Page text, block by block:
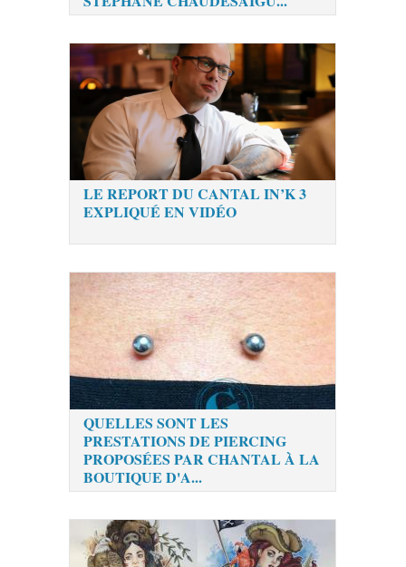
LE REPORT DU CANTAL IN’K 3
EXPLIQUÉ EN VIDÉO
QUELLES SONT LES
PRESTATIONS DE PIERCING
PROPOSÉES PAR CHANTAL À LA
BOUTIQUE D'A...